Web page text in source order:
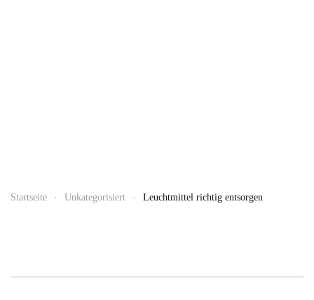
Startseite Unkategorisiert Leuchtmittel richtig entsorgen